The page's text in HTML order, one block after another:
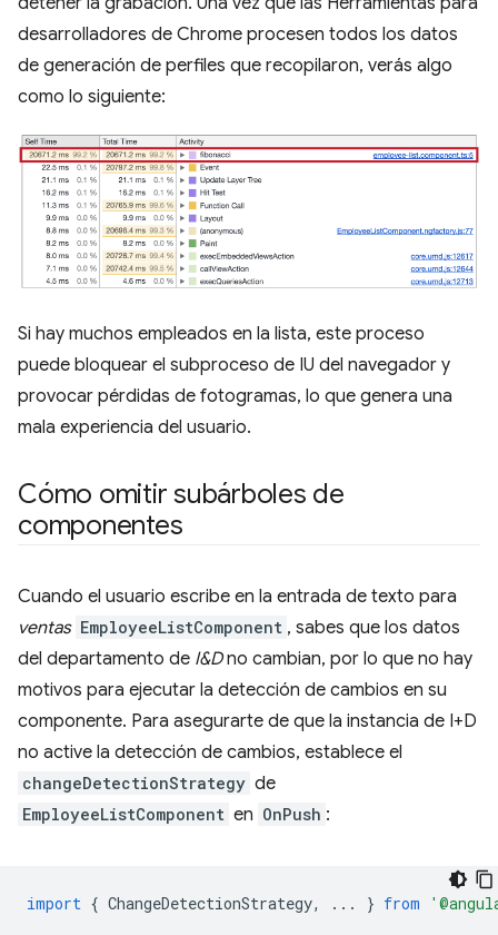
desarrolladores de Chrome procesen todos los datos
de generación de perfiles que recopilaron, verás algo
como lo siguiente:
Si hay muchos empleados en la lista, este proceso
puede bloquear el subproceso de IU del navegador y
provocar pérdidas de fotogramas, lo que genera una
mala experiencia del usuario.
Cómo omitir subárboles de
componentes
Cuando el usuario escribe en la entrada de texto para
ventas EmployeeListComponent , sabes que los datos
del departamento de I&Dno cambian, por lo que no hay
motivos para ejecutar la detección de cambios en su
componente. Para asegurarte de que la instancia de I+D
no active la detección de cambios, establece el
changeDetectionStrategy de
EmployeeListComponent en OnPush :
import { ChangeDetectionStrategy, ... } from